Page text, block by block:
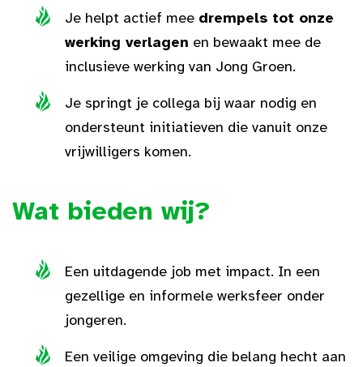
Je helpt actief mee drempels tot onze
werking verlagen en bewaakt mee de
inclusieve werking van Jong Groen.
Je springt je collega bij waar nodig en
ondersteunt initiatieven die vanuit onze
vrijwilligers komen.
Wat bieden wij?
Een uitdagende job met impact. In een
gezellige en informele werksfeer onder
jongeren.
Een veilige omgeving die belang hecht aan